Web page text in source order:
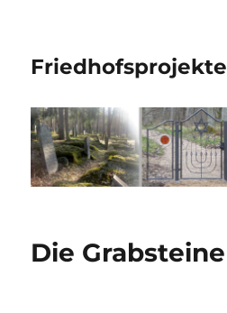
Friedhofsprojekte
Die Grabsteine